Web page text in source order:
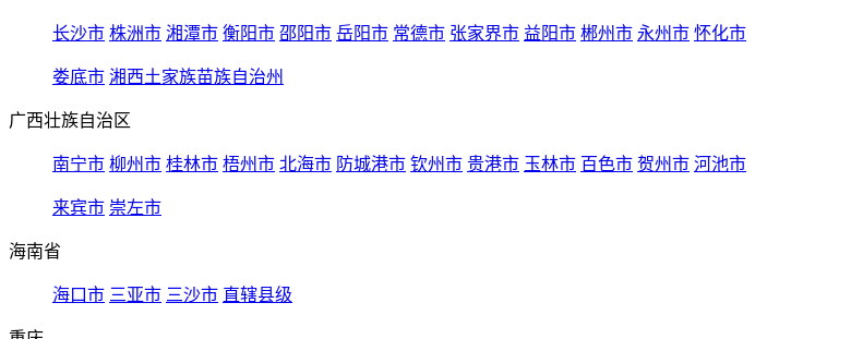
长沙市 株洲市 湘潭市 衡阳市 邵阳市 岳阳市 常德市 张家界市 益阳市 郴州市 永州市 怀化市
娄底市 湘西土家族苗族自治州
广西壮族自治区
南宁市 柳州市 桂林市 梧州市 北海市 防城港市 钦州市 贵港市 玉林市 百色市 贺州市 河池市
来宾市 崇左市
海南省
海口市 三亚市 三沙市 直辖县级